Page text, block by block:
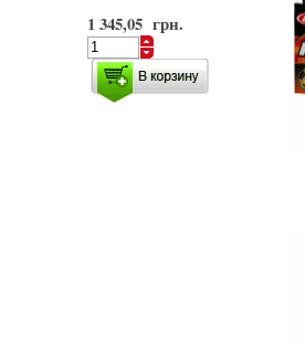
1 345,05 грн.